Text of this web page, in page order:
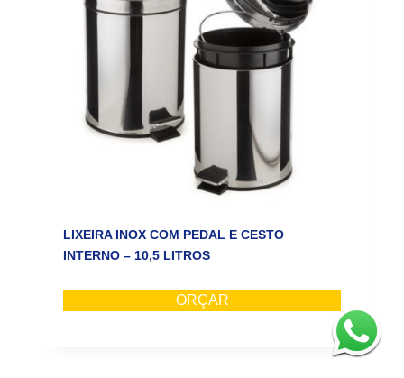
LIXEIRA INOX COM PEDAL E CESTO
INTERNO – 10,5 LITROS
ORÇAR